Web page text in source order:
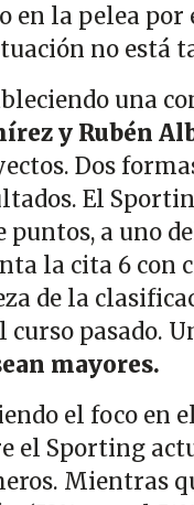
en la pelea por
no está
una
y Rubén
Dos
El
puntos, a uno
la cita 6 con
de la
curso pasado.
mayores.
el foco en
el Sporting
Mientras